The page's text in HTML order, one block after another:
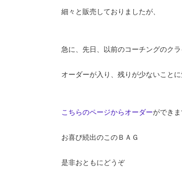
細々と販売しておりましたが、
急に、先日、以前のコーチングのクラ
オーダーが入り、残りが少ないことに
こちらのページからオーダーができま
お喜び続出のこのＢＡＧ
是非おともにどうぞ